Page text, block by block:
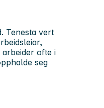
Tenesta vert
ofte i
seg